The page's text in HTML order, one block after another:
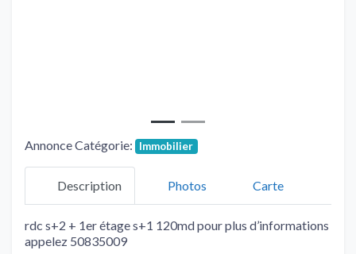
Annonce Catégorie: Immobilier
Description Photos Carte
rdc s+2 + 1er étage s+1 120md pour plus d’informations
appelez 50835009